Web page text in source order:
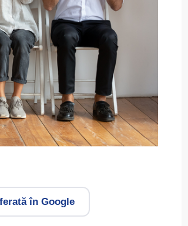
în Google